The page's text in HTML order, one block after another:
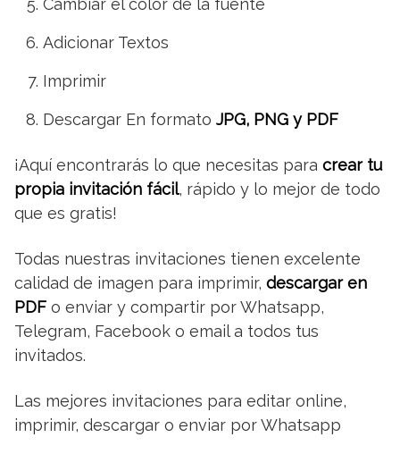
Cambiar el color de la fuente
Adicionar Textos
Imprimir
Descargar En formato JPG, PNG y PDF
¡Aquí encontrarás lo que necesitas para crear tu
propia invitación fácil, rápido y lo mejor de todo
que es gratis!
Todas nuestras invitaciones tienen excelente
calidad de imagen para imprimir, descargar en
PDF o enviar y compartir por Whatsapp,
Telegram, Facebook o email a todos tus
invitados.
Las mejores invitaciones para editar online,
imprimir, descargar o enviar por Whatsapp